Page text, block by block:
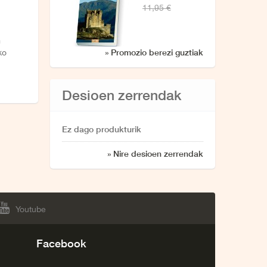
11,95 €
» Promozio berezi guztiak
Desioen zerrendak
Ez dago produkturik
» Nire desioen zerrendak
Youtube
Facebook